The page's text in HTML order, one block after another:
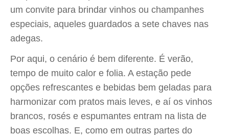
um convite para brindar vinhos ou champanhes
especiais, aqueles guardados a sete chaves nas
adegas.
Por aqui, o cenário é bem diferente. É verão,
tempo de muito calor e folia. A estação pede
opções refrescantes e bebidas bem geladas para
harmonizar com pratos mais leves, e aí os vinhos
brancos, rosés e espumantes entram na lista de
boas escolhas. E, como em outras partes do